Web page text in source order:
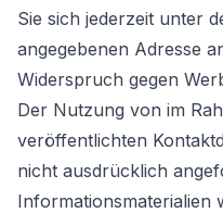
Sie sich jederzeit unter
angegebenen Adresse
Widerspruch gegen
Der Nutzung von im
veröffentlichten
nicht ausdrücklich
Informationsmaterialien